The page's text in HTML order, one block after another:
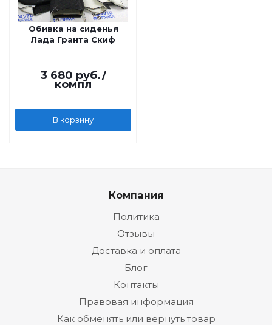
Обивка на сиденья
Лада Гранта Скиф
3 680 руб./
компл
В корзину
Компания
Политика
Отзывы
Доставка и оплата
Блог
Контакты
Правовая информация
Как обменять или вернуть товар